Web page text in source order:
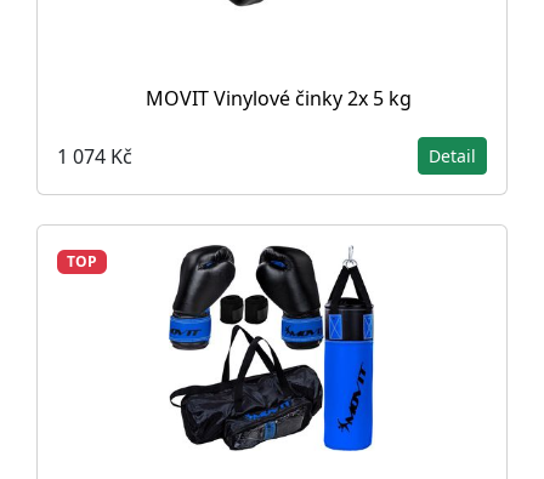
MOVIT Vinylové činky 2x 5 kg
1 074 Kč Detail
TOP